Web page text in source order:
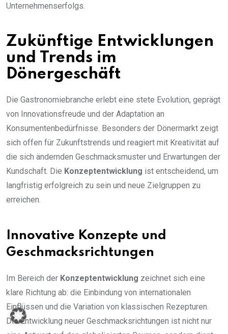
Unternehmenserfolgs.
Zukünftige Entwicklungen
und Trends im
Dönergeschäft
Die Gastronomiebranche erlebt eine stete Evolution, geprägt
von Innovationsfreude und der Adaptation an
Konsumentenbedürfnisse. Besonders der Dönermarkt zeigt
sich offen für Zukunftstrends und reagiert mit Kreativität auf
die sich ändernden Geschmacksmuster und Erwartungen der
Kundschaft. Die Konzeptentwicklung ist entscheidend, um
langfristig erfolgreich zu sein und neue Zielgruppen zu
erreichen.
Innovative Konzepte und
Geschmacksrichtungen
Im Bereich der Konzeptentwicklung zeichnet sich eine
klare Richtung ab: die Einbindung von internationalen
Einflüssen und die Variation von klassischen Rezepturen.
Die Entwicklung neuer Geschmacksrichtungen ist nicht nur